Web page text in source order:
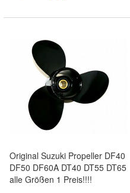
Original Suzuki Propeller DF40
DF50 DF60A DT40 DT55 DT65
alle Größen 1 Preis!!!!